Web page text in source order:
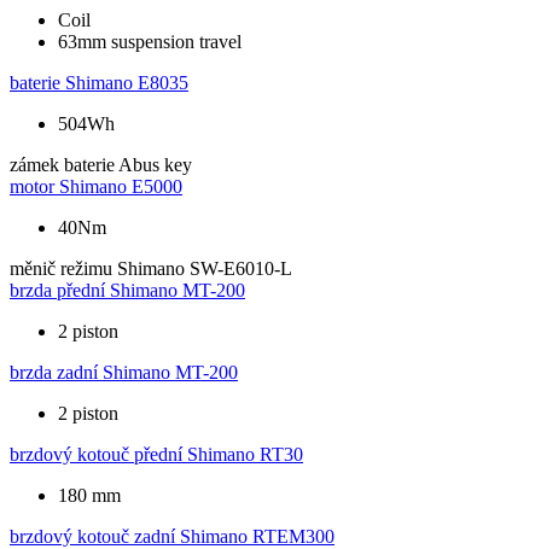
Coil
63mm suspension travel
baterie Shimano E8035
504Wh
zámek baterie Abus key
motor Shimano E5000
40Nm
měnič režimu Shimano SW-E6010-L
brzda přední Shimano MT-200
2 piston
brzda zadní Shimano MT-200
2 piston
brzdový kotouč přední Shimano RT30
180 mm
brzdový kotouč zadní Shimano RTEM300